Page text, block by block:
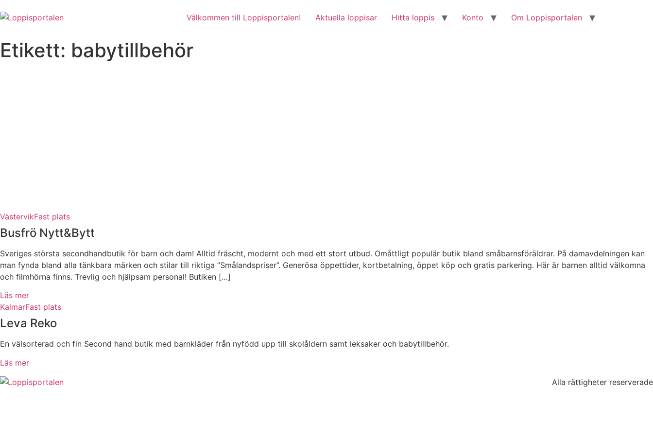
Välkommen till Loppisportalen! Aktuella loppisar Hitta loppis Konto Om Loppisportalen
Etikett: babytillbehör
VästervikFast plats
Busfrö Nytt&Bytt
Sveriges största secondhandbutik för barn och dam! Alltid fräscht, modernt och med ett stort utbud. Omåttligt populär butik bland småbarnsföräldrar. På damavdelningen kan
man fynda bland alla tänkbara märken och stilar till riktiga ”Smålandspriser”. Generösa öppettider, kortbetalning, öppet köp och gratis parkering. Här är barnen alltid välkomna
och filmhörna finns. Trevlig och hjälpsam personal! Butiken […]
Läs mer
KalmarFast plats
Leva Reko
En välsorterad och fin Second hand butik med barnkläder från nyfödd upp till skolåldern samt leksaker och babytillbehör.
Läs mer
Alla rättigheter reserverade